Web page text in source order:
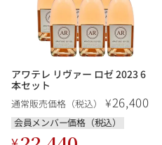
アワテレ リヴァー ロゼ 2023 6
本セット
通常販売価格（税込） ¥26,400
会員メンバー価格（税込）